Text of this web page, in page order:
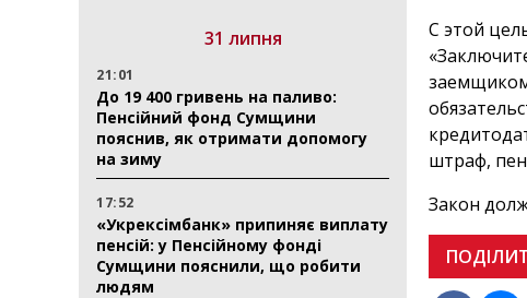
31 липня
21:01
До 19 400 гривень на паливо:
Пенсійний фонд Сумщини
пояснив, як отримати допомогу
на зиму
17:52
«Укрексімбанк» припиняє виплату
пенсій: у Пенсійному фонді
Сумщини пояснили, що робити
людям
С этой
штраф,
Закон